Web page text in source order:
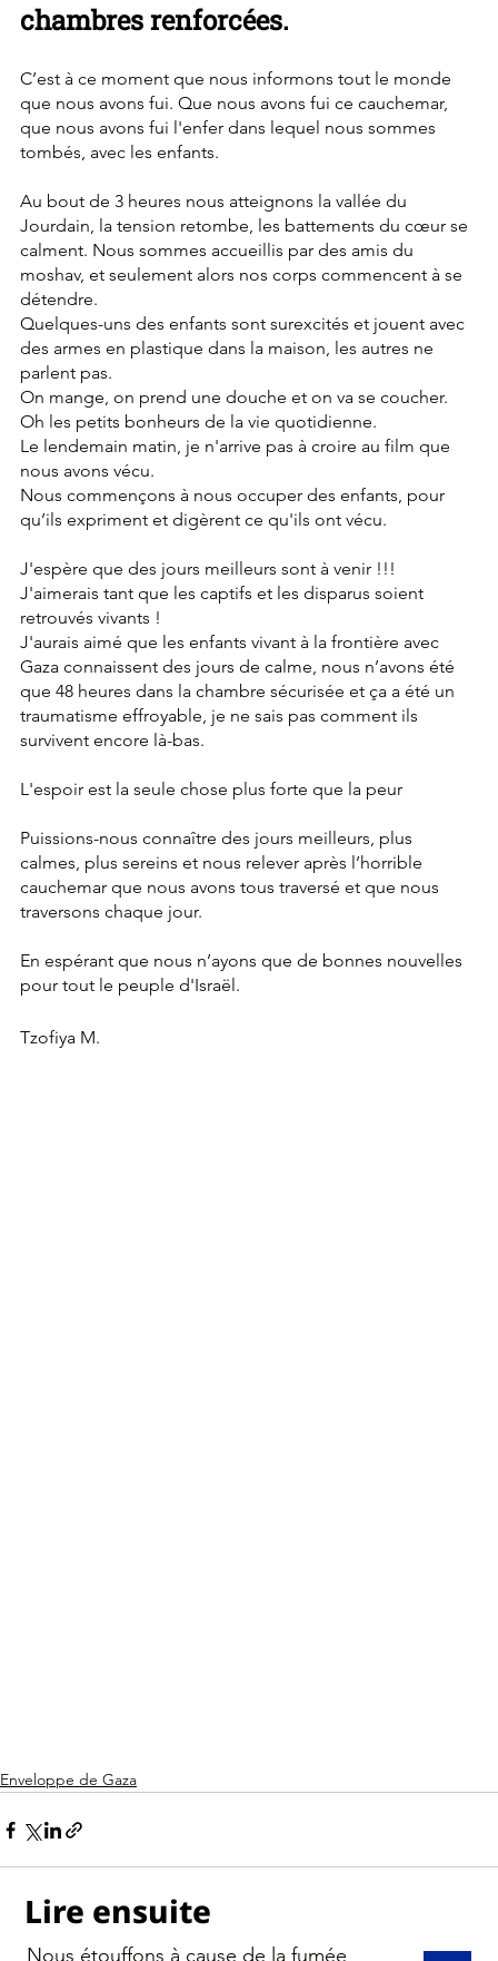
Lire ensuite
Nous étouffons à cause de la fumée
chambres renforcées.
C’est à ce moment que nous informons tout le monde
que nous avons fui. Que nous avons fui ce cauchemar,
que nous avons fui l'enfer dans lequel nous sommes
tombés, avec les enfants.
Au bout de 3 heures nous atteignons la vallée du
Jourdain, la tension retombe, les battements du cœur se
calment. Nous sommes accueillis par des amis du
moshav, et seulement alors nos corps commencent à se
détendre.
Quelques-uns des enfants sont surexcités et jouent avec
des armes en plastique dans la maison, les autres ne
parlent pas.
On mange, on prend une douche et on va se coucher.
Oh les petits bonheurs de la vie quotidienne.
Le lendemain matin, je n'arrive pas à croire au film que
nous avons vécu.
Nous commençons à nous occuper des enfants, pour
qu’ils expriment et digèrent ce qu'ils ont vécu.
J'espère que des jours meilleurs sont à venir !!!
J'aimerais tant que les captifs et les disparus soient
retrouvés vivants !
J'aurais aimé que les enfants vivant à la frontière avec
Gaza connaissent des jours de calme, nous n’avons été
que 48 heures dans la chambre sécurisée et ça a été un
traumatisme effroyable, je ne sais pas comment ils
survivent encore là-bas.
L'espoir est la seule chose plus forte que la peur
Puissions-nous connaître des jours meilleurs, plus
calmes, plus sereins et nous relever après l’horrible
cauchemar que nous avons tous traversé et que nous
traversons chaque jour.
En espérant que nous n’ayons que de bonnes nouvelles
pour tout le peuple d'Israël.
Tzofiya M.
Enveloppe de Gaza